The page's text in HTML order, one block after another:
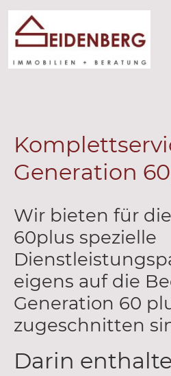
Generation
Wir bieten für
60plus spezielle
eigens auf die
Generation 60
zugeschnitten
Darin